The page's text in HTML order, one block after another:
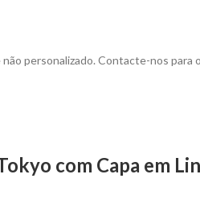
personalizado. Contacte-nos
com Capa em